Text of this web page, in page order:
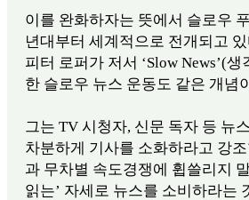
이를 완화하자는 뜻에서 슬로우
년대부터 세계적으로 전개되고
피터 로퍼가 저서 ‘Slow News’(
한 슬로우 뉴스 운동도 같은 개념
그는 TV 시청자, 신문 독자 등 뉴
차분하게 기사를 소화하라고 강
과 무차별 속도경쟁에 휩쓸리지
읽는’ 자세로 뉴스를 소비하라는